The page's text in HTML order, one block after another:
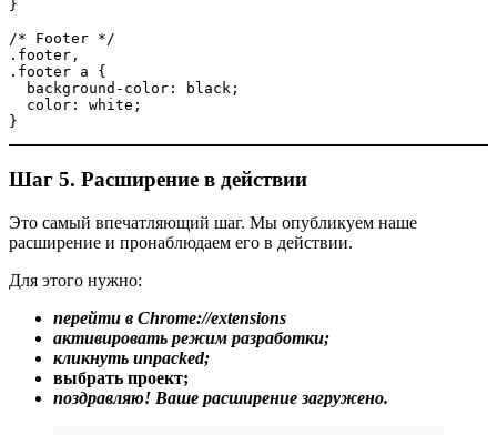
}
/* Footer */
.footer,
.footer a {
  background-color: black;
  color: white;
}
Шаг 5. Расширение в действии
Это самый впечатляющий шаг. Мы опубликуем наше
расширение и пронаблюдаем его в действии.
Для этого нужно:
перейти в Chrome://extensions
активировать режим разработки;
кликнуть unpacked;
выбрать проект;
поздравляю! Ваше расширение загружено.